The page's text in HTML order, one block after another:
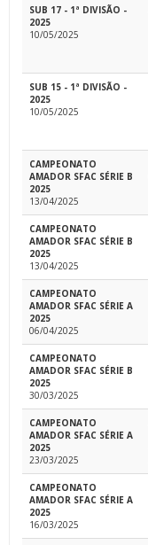
SUB 17 - 1ª DIVISÃO -
2025
10/05/2025
SUB 15 - 1ª DIVISÃO -
2025
10/05/2025
CAMPEONATO
AMADOR SFAC SÉRIE B
2025
13/04/2025
CAMPEONATO
AMADOR SFAC SÉRIE B
2025
13/04/2025
CAMPEONATO
AMADOR SFAC SÉRIE A
2025
06/04/2025
CAMPEONATO
AMADOR SFAC SÉRIE B
2025
30/03/2025
CAMPEONATO
AMADOR SFAC SÉRIE A
2025
23/03/2025
CAMPEONATO
AMADOR SFAC SÉRIE A
2025
16/03/2025